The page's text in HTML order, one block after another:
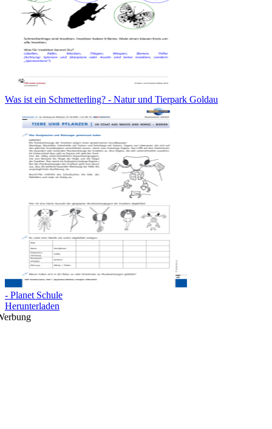
Was ist ein Schmetterling? - Natur und Tierpark Goldau
- Planet Schule
Herunterladen